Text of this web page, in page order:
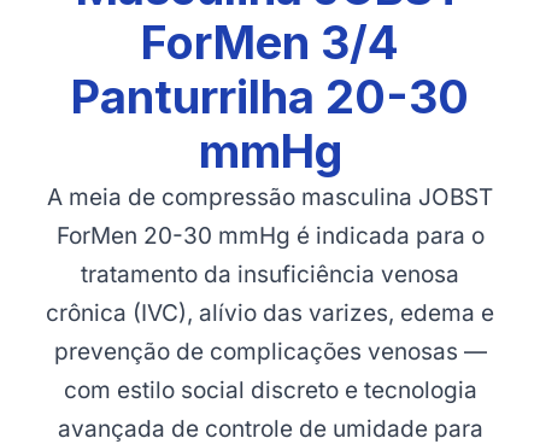
ForMen 3/4
Panturrilha 20-30
mmHg
A meia de compressão masculina JOBST
ForMen 20-30 mmHg é indicada para o
tratamento da insuficiência venosa
crônica (IVC), alívio das varizes, edema e
prevenção de complicações venosas —
com estilo social discreto e tecnologia
avançada de controle de umidade para